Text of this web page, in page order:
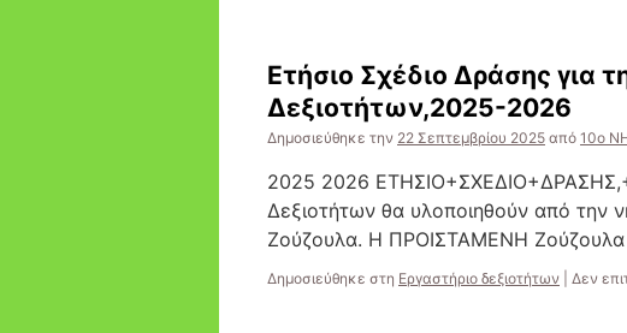
Ετήσιο Σχέδιο Δράσης για
Δεξιοτήτων,2025-2026
Δημοσιεύθηκε την 22 Σεπτεμβρίου 2025 από 10ο
2025 2026
Δεξιοτήτων θα υλοποιηθούν από την
Ζούζουλα. Η ΠΡΟΙΣΤΑΜΕΝΗ Ζούζουλα
Δημοσιεύθηκε στη Εργαστήριο δεξιοτήτων Δεν